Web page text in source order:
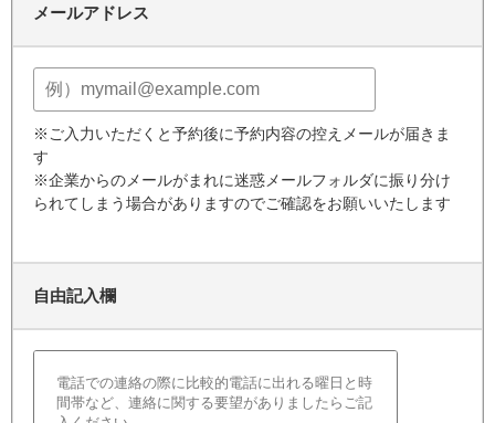
メールアドレス
※ご入力いただくと予約後に予約内容の控えメールが届きま
す
※企業からのメールがまれに迷惑メールフォルダに振り分け
られてしまう場合がありますのでご確認をお願いいたします
自由記入欄